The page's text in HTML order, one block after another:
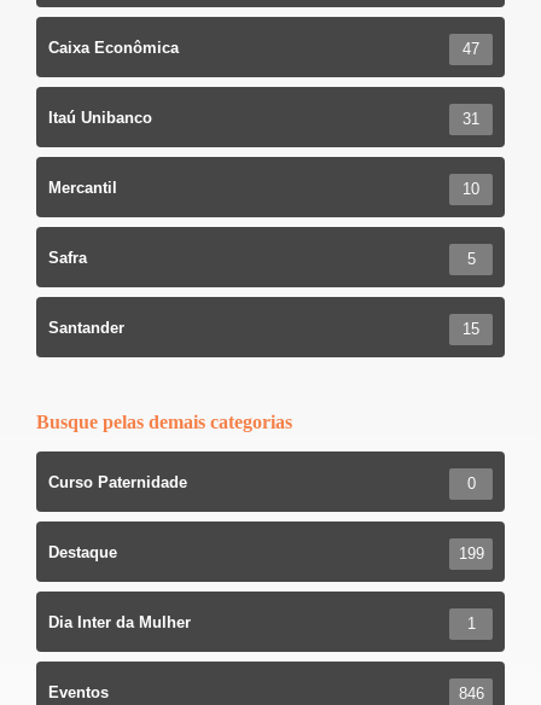
Caixa Econômica 47
Itaú Unibanco 31
Mercantil 10
Safra 5
Santander 15
Busque pelas demais categorias
Curso Paternidade 0
Destaque 199
Dia Inter da Mulher 1
Eventos 846